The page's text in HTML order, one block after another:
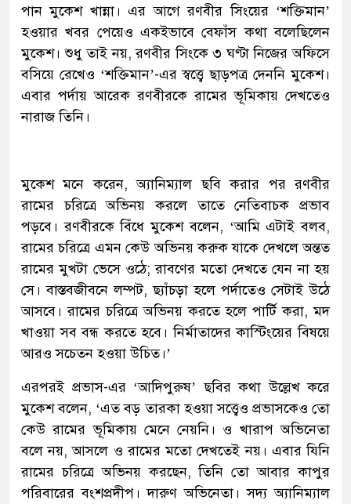
পান মুকেশ খান্না। এর আগে রণবীর সিংয়ের ‘শক্তিমান’
হওয়ার খবর পেয়েও একইভাবে বেফাঁস কথা বলেছিলেন
মুকেশ। শুধু তাই নয়, রণবীর সিংকে ৩ ঘণ্টা নিজের অফিসে
বসিয়ে রেখেও ‘শক্তিমান’-এর স্বত্ত্বে ছাড়পত্র দেননি মুকেশ।
এবার পর্দায় আরেক রণবীরকে রামের ভূমিকায় দেখতেও
নারাজ তিনি।
মুকেশ মনে করেন, অ্যানিম্যাল ছবি করার পর রণবীর
রামের চরিত্রে অভিনয় করলে তাতে নেতিবাচক প্রভাব
পড়বে। রণবীরকে বিঁধে মুকেশ বলেন, ‘আমি এটাই বলব,
রামের চরিত্রে এমন কেউ অভিনয় করুক যাকে দেখলে অন্তত
রামের মুখটা ভেসে ওঠে; রাবণের মতো দেখতে যেন না হয়
সে। বাস্তবজীবনে লম্পট, ছ্যাঁচড়া হলে পর্দাতেও সেটাই উঠে
আসবে। রামের চরিত্রে অভিনয় করতে হলে পার্টি করা, মদ
খাওয়া সব বন্ধ করতে হবে। নির্মাতাদের কাস্টিংয়ের বিষয়ে
আরও সচেতন হওয়া উচিত।’
এরপরই প্রভাস-এর ‘আদিপুরুষ’ ছবির কথা উল্লেখ করে
মুকেশ বলেন, ‘এত বড় তারকা হওয়া সত্ত্বেও প্রভাসকেও তো
কেউ রামের ভূমিকায় মেনে নেয়নি। ও খারাপ অভিনেতা
বলে নয়, আসলে ও রামের মতো দেখতেই নয়। এবার যিনি
রামের চরিত্রে অভিনয় করছেন, তিনি তো আবার কাপুর
পরিবারের বংশপ্রদীপ। দারুণ অভিনেতা। সদ্য অ্যানিম্যাল